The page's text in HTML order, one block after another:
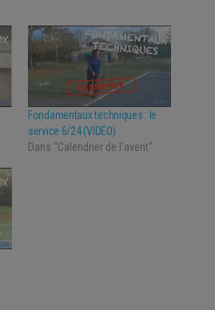
Fondamentaux techniques : le
service 6/24 (VIDÉO)
Dans "Calendrier de l'avent"